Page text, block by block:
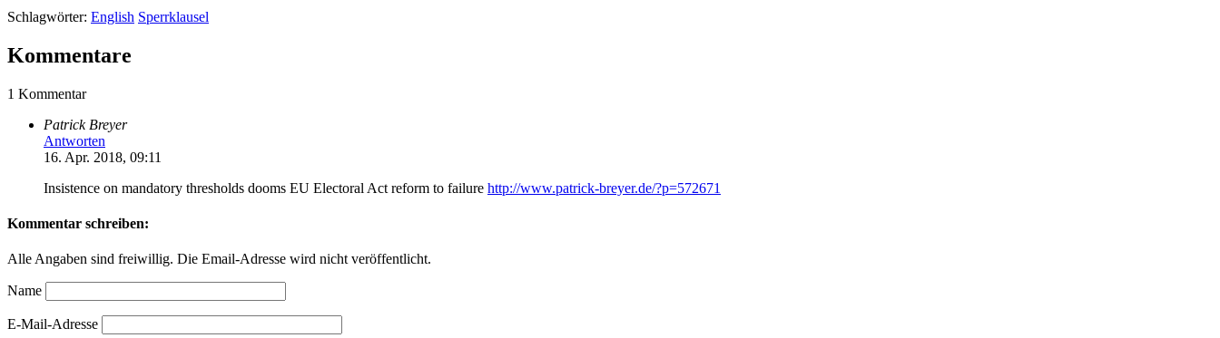
Schlagwörter: English Sperrklausel
Kommentare
1 Kommentar
Patrick Breyer
Antworten
16. Apr. 2018, 09:11
Insistence on mandatory thresholds dooms EU Electoral Act reform to failure http://www.patrick-breyer.de/?p=572671
Kommentar schreiben:
Alle Angaben sind freiwillig. Die Email-Adresse wird nicht veröffentlicht.
Name
E-Mail-Adresse